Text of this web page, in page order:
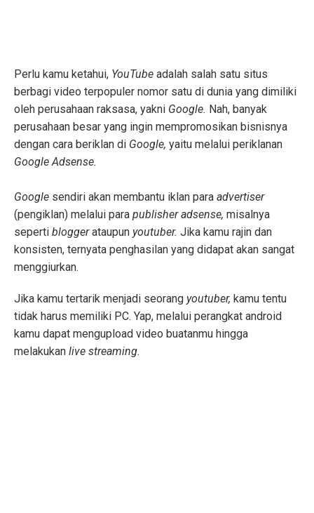
Perlu kamu ketahui, YouTube adalah salah satu situs
berbagi video terpopuler nomor satu di dunia yang dimiliki
oleh perusahaan raksasa, yakni Google. Nah, banyak
perusahaan besar yang ingin mempromosikan bisnisnya
dengan cara beriklan di Google, yaitu melalui periklanan
Google Adsense.
Google sendiri akan membantu iklan para advertiser
(pengiklan) melalui para publisher adsense, misalnya
seperti bloggerataupun youtuber. Jika kamu rajin dan
konsisten, ternyata penghasilan yang didapat akan sangat
menggiurkan.
Jika kamu tertarik menjadi seorang youtuber, kamu tentu
tidak harus memiliki PC. Yap, melalui perangkat android
kamu dapat mengupload video buatanmu hingga
melakukan live streaming.